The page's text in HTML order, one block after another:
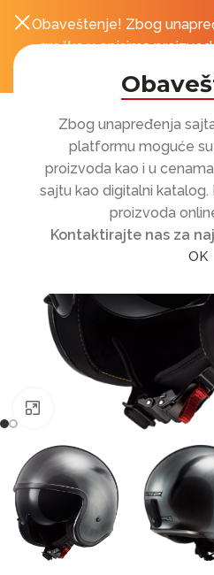
Zbog unapređenja
platformu moguće
proizvoda kao i u
sajtu kao digitalni
proizvoda
Kontaktirajte nas za
OK
Obaveštenje! Zbog
greške u opisima
Click to enlarge